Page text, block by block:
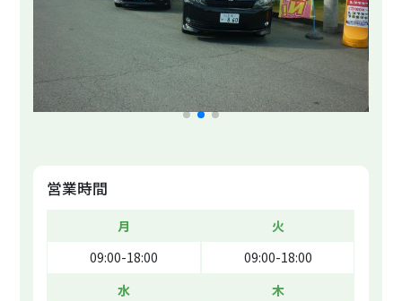
営業時間
月
09:00-18:00
火
09:00-18:00
水
木